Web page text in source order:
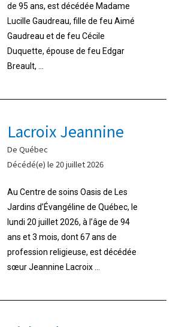
de 95 ans, est décédée Madame
Lucille Gaudreau, fille de feu Aimé
Gaudreau et de feu Cécile
Duquette, épouse de feu Edgar
Breault, ...
Lacroix Jeannine
De Québec
Décédé(e) le 20 juillet 2026
Au Centre de soins Oasis de Les
Jardins d’Évangéline de Québec, le
lundi 20 juillet 2026, à l’âge de 94
ans et 3 mois, dont 67 ans de
profession religieuse, est décédée
sœur Jeannine Lacroix ...